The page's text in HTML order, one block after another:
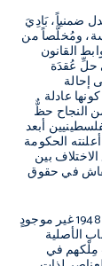
ضمنياً، بَادِيَ
ومُخلَّصاً من
القانون
حلِّ عُقدَة
إحالة
عادلة
النجاح حظٌّ
أبعد
الحكومة
إلى توسيع الاختلاف بين
في حقوق
الوطن الذي قُسِرَ اللاجئون الفلسطينيون على تركه عام 1948 غير موجودٍ
الأصلية
مِلْكهم في